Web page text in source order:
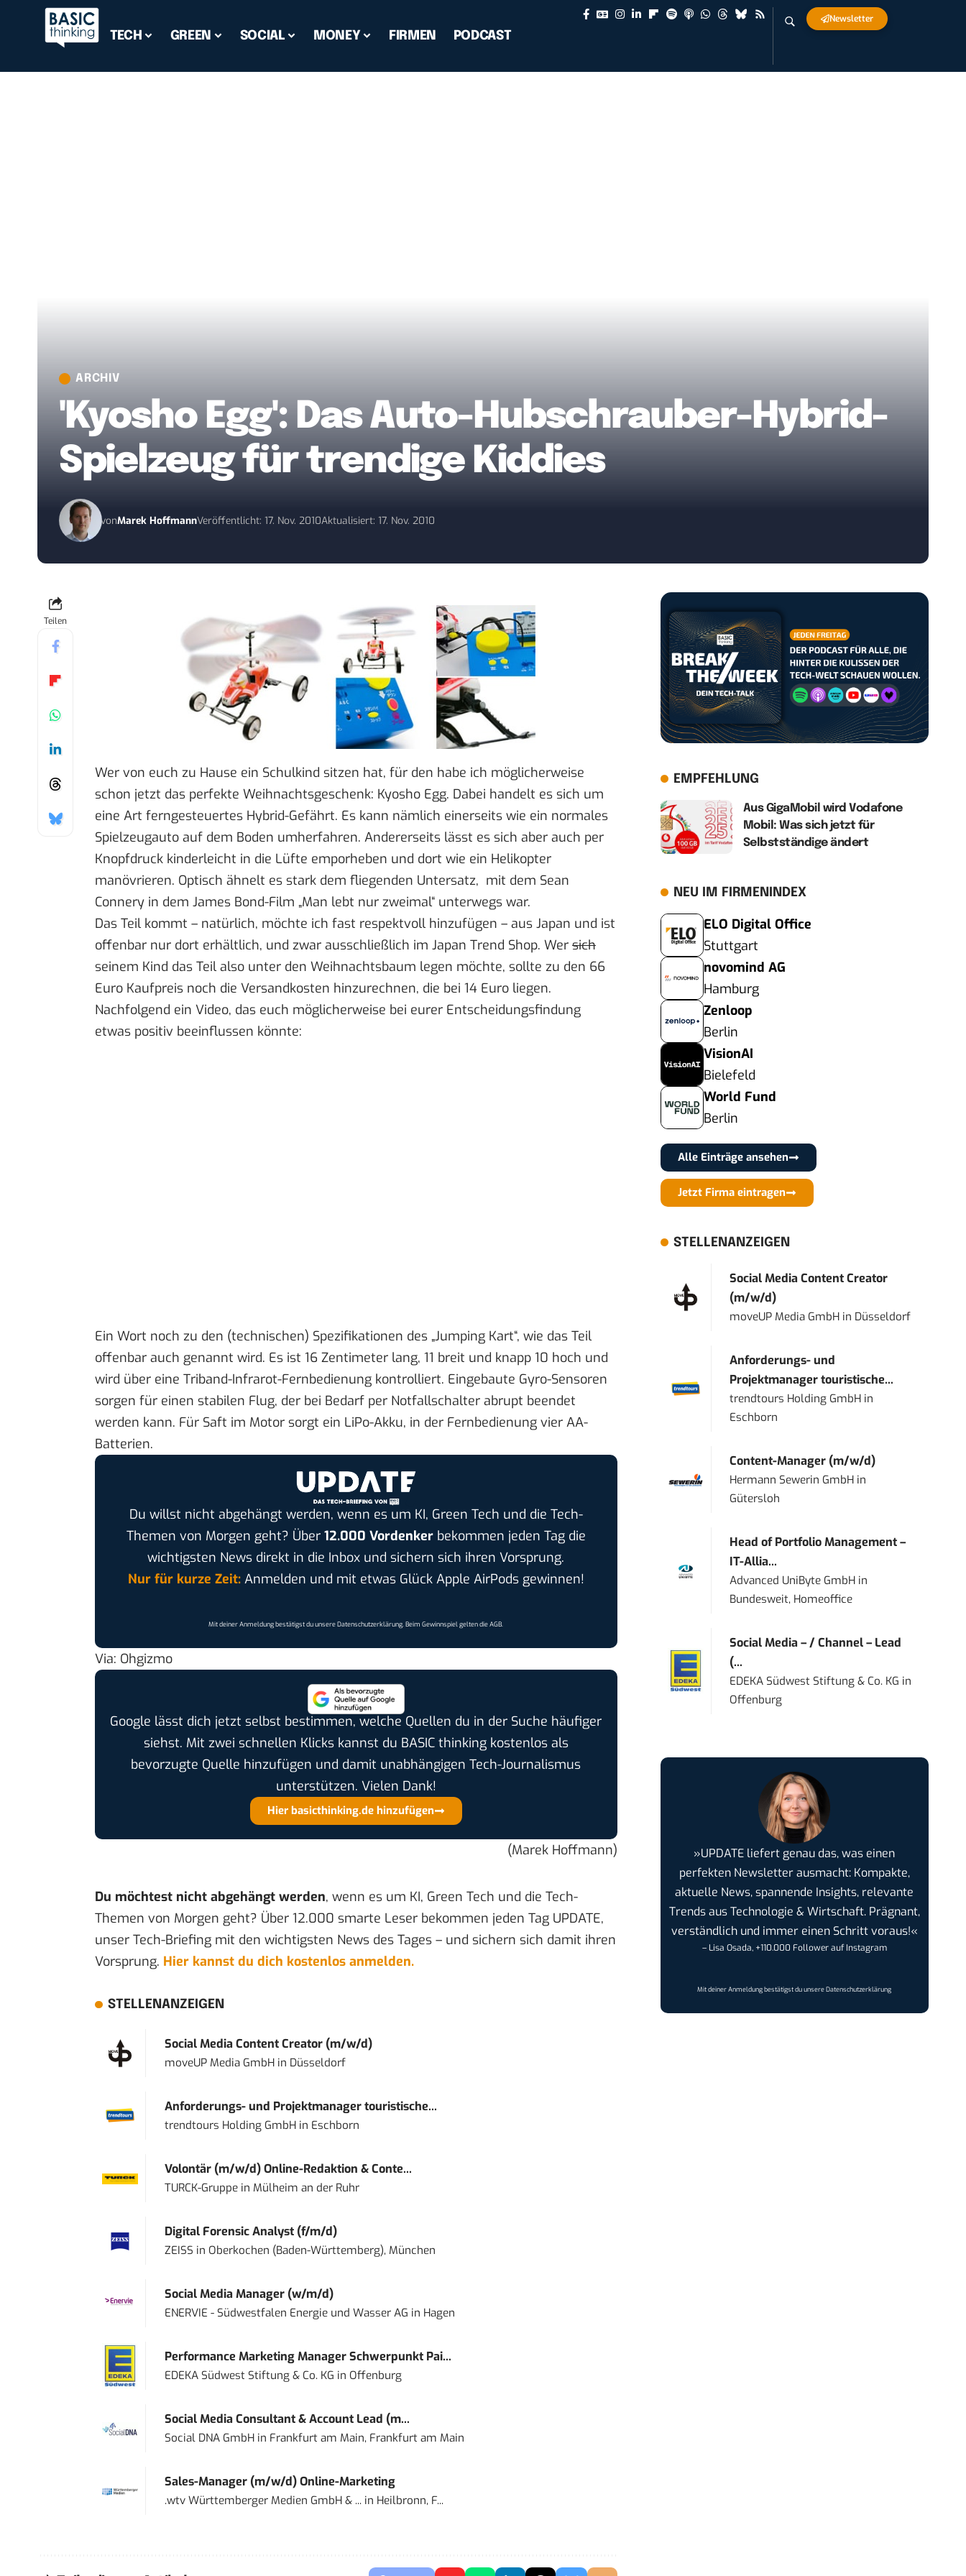
TECH GREEN SOCIAL MONEY FIRMEN PODCAST
Newsletter
ARCHIV
'Kyosho Egg': Das Auto-Hubschrauber-Hybrid-
Spielzeug für trendige Kiddies
vonMarek HoffmannVeröffentlicht: 17. Nov. 2010Aktualisiert: 17. Nov. 2010
Teilen
Wer von euch zu Hause ein Schulkind sitzen hat, für den habe ich möglicherweise
schon jetzt das perfekte Weihnachtsgeschenk: Kyosho Egg. Dabei handelt es sich um
eine Art ferngesteuertes Hybrid-Gefährt. Es kann nämlich einerseits wie ein normales
Spielzeugauto auf dem Boden umherfahren. Andererseits lässt es sich aber auch per
Knopfdruck kinderleicht in die Lüfte emporheben und dort wie ein Helikopter
manövrieren. Optisch ähnelt es stark dem fliegenden Untersatz, mit dem Sean
Connery in dem James Bond-Film „Man lebt nur zweimal“ unterwegs war.
Das Teil kommt – natürlich, möchte ich fast respektvoll hinzufügen – aus Japan und ist
offenbar nur dort erhältlich, und zwar ausschließlich im Japan Trend Shop. Wer sich
seinem Kind das Teil also unter den Weihnachtsbaum legen möchte, sollte zu den 66
Euro Kaufpreis noch die Versandkosten hinzurechnen, die bei 14 Euro liegen.
Nachfolgend ein Video, das euch möglicherweise bei eurer Entscheidungsfindung
etwas positiv beeinflussen könnte:
Ein Wort noch zu den (technischen) Spezifikationen des „Jumping Kart“, wie das Teil
offenbar auch genannt wird. Es ist 16 Zentimeter lang, 11 breit und knapp 10 hoch und
wird über eine Triband-Infrarot-Fernbedienung kontrolliert. Eingebaute Gyro-Sensoren
sorgen für einen stabilen Flug, der bei Bedarf per Notfallschalter abrupt beendet
werden kann. Für Saft im Motor sorgt ein LiPo-Akku, in der Fernbedienung vier AA-
Batterien.
Du willst nicht abgehängt werden, wenn es um KI, Green Tech und die Tech-
Themen von Morgen geht? Über 12.000 Vordenkerbekommen jeden Tag die
wichtigsten News direkt in die Inbox und sichern sich ihren Vorsprung.
Nur für kurze Zeit:Anmelden und mit etwas Glück Apple AirPods gewinnen!
Mit deiner Anmeldung bestätigst du unsereDatenschutzerklärung. Beim Gewinnspiel gelten dieAGB.
Via: Ohgizmo
Google lässt dich jetzt selbst bestimmen, welche Quellen du in der Suche häufiger
siehst. Mit zwei schnellen Klicks kannst du BASIC thinking kostenlos als
bevorzugte Quelle hinzufügen und damit unabhängigen Tech-Journalismus
unterstützen. Vielen Dank!
Hier basicthinking.de hinzufügen
(Marek Hoffmann)
Du möchtest nicht abgehängt werden, wenn es um KI, Green Tech und die Tech-
Themen von Morgen geht? Über 12.000 smarte Leser bekommen jeden Tag UPDATE,
unser Tech-Briefing mit den wichtigsten News des Tages – und sichern sich damit ihren
Vorsprung. Hier kannst du dich kostenlos anmelden.
STELLENANZEIGEN
Social Media Content Creator (m/w/d)
moveUP Media GmbHin Düsseldorf
Anforderungs- und Projektmanager touristische...
trendtours Holding GmbHin Eschborn
Volontär (m/w/d) Online-Redaktion & Conte...
TURCK-Gruppein Mülheim an der Ruhr
Digital Forensic Analyst (f/m/d)
ZEISS in Oberkochen (Baden-Württemberg), München
Social Media Manager (w/m/d)
ENERVIE - Südwestfalen Energie und Wasser AG in Hagen
Performance Marketing Manager Schwerpunkt Pai...
EDEKA Südwest Stiftung & Co. KG in Offenburg
Social Media Consultant & Account Lead (m...
Social DNA GmbHin Frankfurt am Main, Frankfurt am Main
Sales-Manager (m/w/d) Online-Marketing
.wtv Württemberger Medien GmbH & ...in Heilbronn, F...
EMPFEHLUNG
Aus GigaMobil wird Vodafone
Mobil: Was sich jetzt für
Selbstständige ändert
NEU IM FIRMENINDEX
ELO Digital Office
Stuttgart
novomind AG
Hamburg
Zenloop
Berlin
VisionAI
Bielefeld
World Fund
Berlin
Alle Einträge ansehen
Jetzt Firma eintragen
STELLENANZEIGEN
Social Media Content Creator
(m/w/d)
moveUP Media GmbH in Düsseldorf
Anforderungs- und
Projektmanager touristische...
trendtours Holding GmbH in
Eschborn
Content-Manager (m/w/d)
Hermann Sewerin GmbH in
Gütersloh
Head of Portfolio Management –
IT-Allia...
Advanced UniByte GmbH in
Bundesweit, Homeoffice
Social Media – / Channel – Lead
(...
EDEKA Südwest Stiftung & Co. KG in
Offenburg
»UPDATE liefert genau das, was einen
perfekten Newsletter ausmacht: Kompakte,
aktuelle News, spannende Insights, relevante
Trends aus Technologie & Wirtschaft. Prägnant,
verständlich und immer einen Schritt voraus!«
– Lisa Osada, +110.000 Follower auf Instagram
Mit deiner Anmeldung bestätigst du unsereDatenschutzerklärung